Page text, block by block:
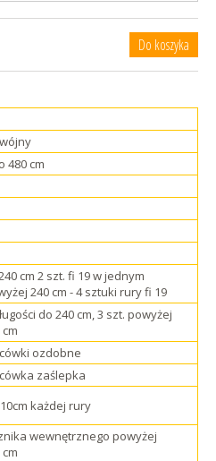
480 cm
cm 2 szt. fi 19 w jednym
240 cm - 4 sztuki rury fi 19
do 240 cm, 3 szt. powyżej
ozdobne
zaślepka
każdej rury
wewnętrznego powyżej